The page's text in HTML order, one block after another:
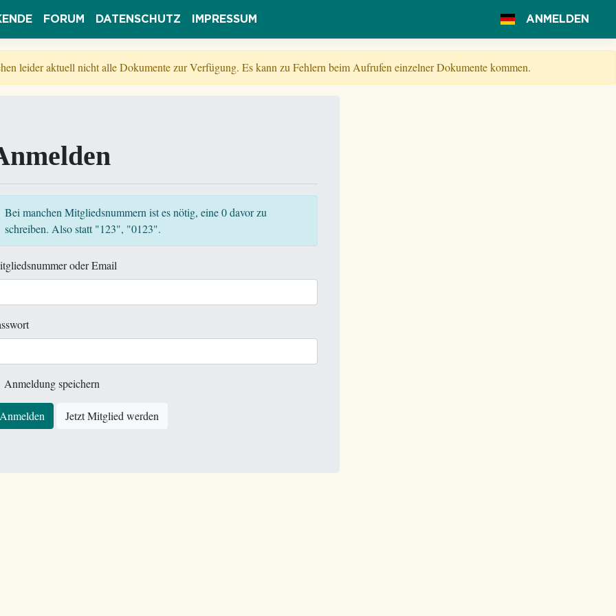
FORUM DATENSCHUTZ IMPRESSUM ANMELDEN
leider aktuell nicht alle Dokumente zur Verfügung. Es kann zu Fehlern beim Aufrufen einzelner Dokumente kommen.
Bei manchen Mitgliedsnummern ist es nötig, eine 0 davor zu
schreiben. Also statt "123", "0123".
oder Email
Anmeldung speichern
Anmelden Jetzt Mitglied werden